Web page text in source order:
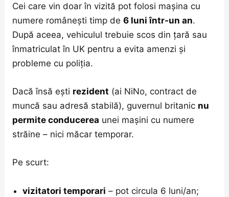
Cei care vin doar în vizită pot folosi mașina cu
numere românești timp de6 luni într-un an.
După aceea, vehiculul trebuie scos din țară sau
înmatriculat în UK pentru a evita amenzi și
probleme cu poliția.
Dacă însă ești rezident (ai NiNo, contract de
muncă sau adresă stabilă), guvernul britanic nu
permite conducerea unei mașini cu numere
străine – nici măcar temporar.
Pe scurt:
vizitatori temporari – pot circula 6 luni/an;